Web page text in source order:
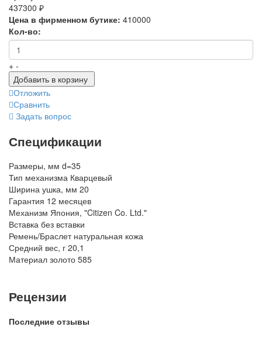
437300 ₽
Цена в фирменном бутике: 410000
Кол-во:
+ -
Добавить в корзину
Отложить
Сравнить
Задать вопрос
Спецификации
Размеры, мм d=35
Тип механизма Кварцевый
Ширина ушка, мм 20
Гарантия 12 месяцев
Механизм Япония, "Citizen Co. Ltd."
Вставка без вставки
Ремень/Браслет натуральная кожа
Средний вес, г 20,1
Материал золото 585
Рецензии
Последние отзывы